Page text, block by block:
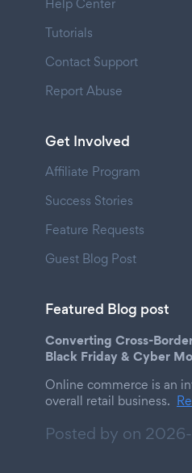
Help Center
Tutorials
Contact Support
Report Abuse
Get Involved
Affiliate Program
Success Stories
Feature Requests
Guest Blog Post
Featured Blog post
Converting Cross-
Black Friday & Cyber
Online commerce is an
overall retail business.
Posted by on